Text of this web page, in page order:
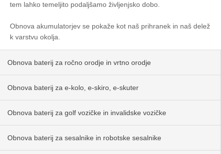
tem lahko temeljito podaljšamo življenjsko dobo.
Obnova akumulatorjev se pokaže kot naš prihranek in naš delež
k varstvu okolja.
Obnova baterij za ročno orodje in vrtno orodje
Obnova baterij za e-kolo, e-skiro, e-skuter
Obnova baterij za golf vozičke in invalidske vozičke
Obnova baterij za sesalnike in robotske sesalnike